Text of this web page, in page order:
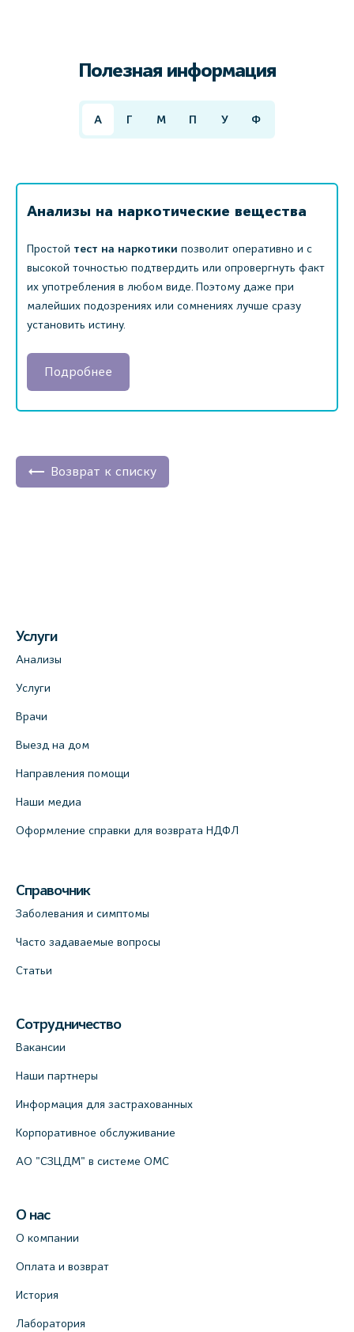
Полезная информация
А Г М П У Ф
Анализы на наркотические вещества
Простой тест на наркотики позволит оперативно и с
высокой точностью подтвердить или опровергнуть факт
их употребления в любом виде. Поэтому даже при
малейших подозрениях или сомнениях лучше сразу
установить истину.
Подробнее
Возврат к списку
Услуги
Анализы
Услуги
Врачи
Выезд на дом
Направления помощи
Наши медиа
Оформление справки для возврата НДФЛ
Справочник
Заболевания и симптомы
Часто задаваемые вопросы
Статьи
Сотрудничество
Вакансии
Наши партнеры
Информация для застрахованных
Корпоративное обслуживание
АО "СЗЦДМ" в системе ОМС
О нас
О компании
Оплата и возврат
История
Лаборатория